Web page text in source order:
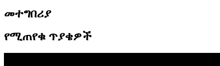
መተግበሪያ
የሚጠየቁ ጥያቄዎች